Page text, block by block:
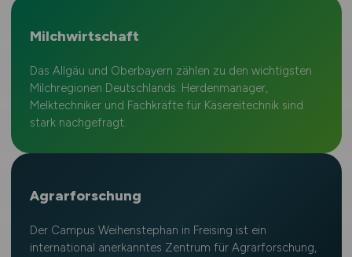
Milchwirtschaft
Das Allgäu und Oberbayern zählen zu den wichtigsten
Milchregionen Deutschlands. Herdenmanager,
Melktechniker und Fachkräfte für Käsereitechnik sind
stark nachgefragt.
Agrarforschung
Der Campus Weihenstephan in Freising ist ein
international anerkanntes Zentrum für Agrarforschung,